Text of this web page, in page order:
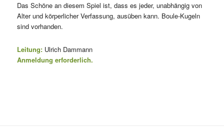
Das Schöne an diesem Spiel ist, dass es jeder, unabhängig von
Alter und körperlicher Verfassung, ausüben kann. Boule-Kugeln
sind vorhanden.
Leitung: Ulrich Dammann
Anmeldung erforderlich.